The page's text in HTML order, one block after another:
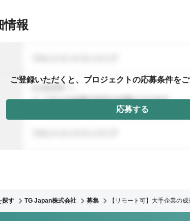
情報
ご登録いただくと、プロジェクトの応募条件を
応募する
探す TG Japan株式会社 募集 【リモート可】大手企業の